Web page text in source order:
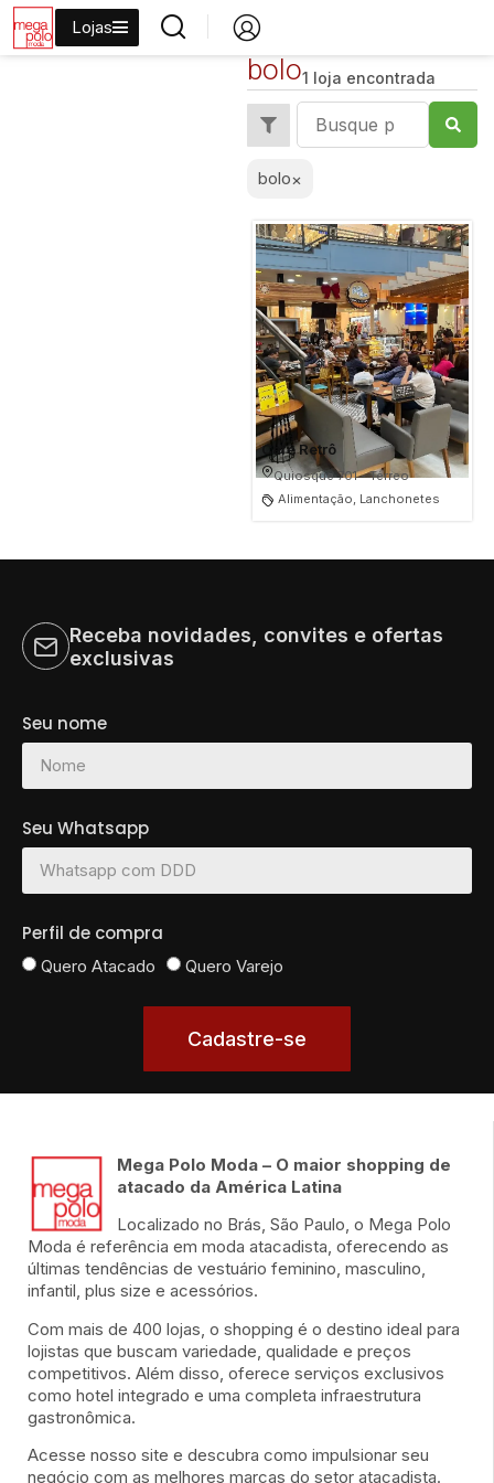
Lojas
bolo1 loja encontrada
bolo×
Café Retrô
Quiosque 701 - Térreo
Alimentação, Lanchonetes
Receba novidades, convites e ofertas
exclusivas
Seu nome
Seu Whatsapp
Perfil de compra
Quero Atacado Quero Varejo
Cadastre-se
Mega Polo Moda – O maior shopping de
atacado da América Latina
Localizado no Brás, São Paulo, o Mega Polo
Moda é referência em moda atacadista, oferecendo as
últimas tendências de vestuário feminino, masculino,
infantil, plus size e acessórios.
Com mais de 400 lojas, o shopping é o destino ideal para
lojistas que buscam variedade, qualidade e preços
competitivos. Além disso, oferece serviços exclusivos
como hotel integrado e uma completa infraestrutura
gastronômica.
Acesse nosso site e descubra como impulsionar seu
negócio com as melhores marcas do setor atacadista.